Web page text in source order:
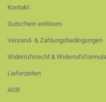
Kontakt
Gutschein einlösen
Versand- & Zahlungsbedingungen
Widerrufsrecht &
Lieferzeiten
AGB